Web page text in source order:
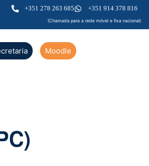
+351 278 263 685 +351 914 378 816
(Chamada para a rede móvel e fixa nacional)
Moodle